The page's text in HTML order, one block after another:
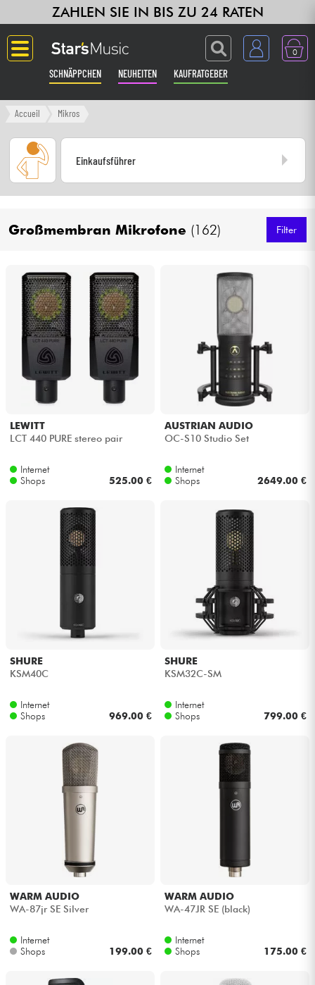
ZAHLEN SIE IN BIS ZU 24 RATEN
0
SCHNÄPPCHEN NEUHEITEN KAUFRATGEBER
Langue
Gitarre & Bass
Verstärker & Effekte
Studio
Kopfhörer
Mikros
DJ
Live-Sound
Drums
Blasinstrumente
Violinen & Quartett
Kinder
Bundle
Sehen Sie sich unsere Marken an
Accueil Mikros
Einkaufsführer
Groß­mem­bran Mikro­fone (162) Filter
LEWITT
LCT 440 PURE stereo pair
Internet
Shops
525.00 €
AUSTRIAN AUDIO
OC-S10 Studio Set
Internet
Shops
2649.00 €
SHURE
KSM40C
Internet
Shops
969.00 €
SHURE
KSM32C-SM
Internet
Shops
799.00 €
WARM AUDIO
WA-87jr SE Silver
Internet
Shops
199.00 €
WARM AUDIO
WA-47JR SE (black)
Internet
Shops
175.00 €